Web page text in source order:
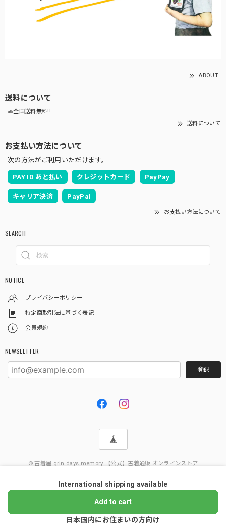
ABOUT
送料について
🚗全国送料無料!!
送料について
お支払い方法について
次の方法がご利用いただけます。
PAY ID あと払い クレジットカード PayPay
キャリア決済 PayPal
お支払い方法について
SEARCH
NOTICE
プライバシーポリシー
特定商取引法に基づく表記
会員規約
NEWSLETTER
登録
© 古着屋 grin days memory 【公式】古着通販 オンラインストア
International shipping available
Add to cart
日本国内にお住まいの方向け